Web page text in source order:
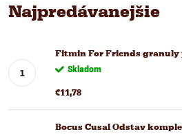
Najpredávanejšie
Fitmin For Friends
Skladom
€11,78
Bocus Cusal Odstav